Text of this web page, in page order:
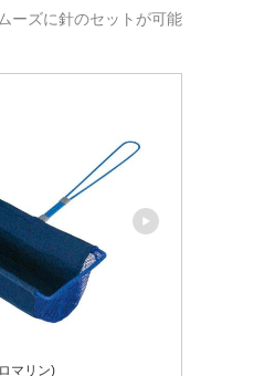
ーズに針のセットが可能
マリン)